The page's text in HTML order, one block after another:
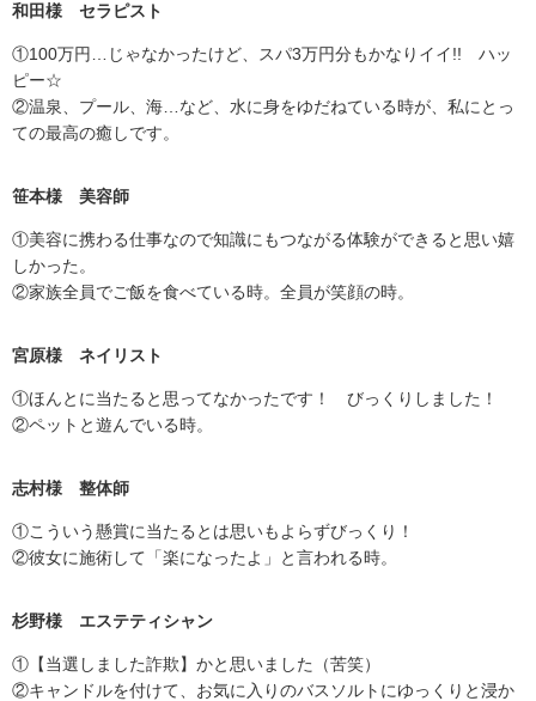
和田様 セラピスト
①100万円…じゃなかったけど、スパ3万円分もかなりイイ!! ハッ
ピー☆
②温泉、プール、海…など、水に身をゆだねている時が、私にとっ
ての最高の癒しです。
笹本様 美容師
①美容に携わる仕事なので知識にもつながる体験ができると思い嬉
しかった。
②家族全員でご飯を食べている時。全員が笑顔の時。
宮原様 ネイリスト
①ほんとに当たると思ってなかったです！ びっくりしました！
②ペットと遊んでいる時。
志村様 整体師
①こういう懸賞に当たるとは思いもよらずびっくり！
②彼女に施術して「楽になったよ」と言われる時。
杉野様 エステティシャン
①【当選しました詐欺】かと思いました（苦笑）
②キャンドルを付けて、お気に入りのバスソルトにゆっくりと浸か